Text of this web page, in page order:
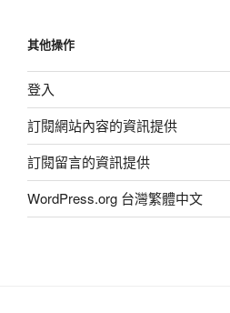
其他操作
登入
訂閱網站內容的資訊提供
訂閱留言的資訊提供
WordPress.org 台灣繁體中文